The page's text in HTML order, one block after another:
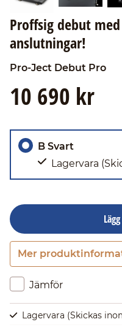
Proffsig debut
anslutningar!
Pro-Ject Debut Pro
10 690 kr
B Svart
Lagervara
Mer
Jämför
Lagervara (Skickas